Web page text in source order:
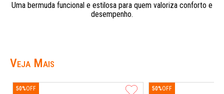
Uma bermuda funcional e estilosa para quem valoriza conforto e
desempenho.
Veja Mais
50% 50%